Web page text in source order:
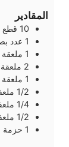
المقادير
10 قطع
1 عدد
1 ملعقة
2
1 ملعقة
1/2
1/4
1/2
1 حزمة